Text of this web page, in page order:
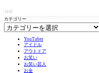
カテゴリー
YouTuber
アイドル
アウトドア
お笑い
お笑い芸人
お金
キングを